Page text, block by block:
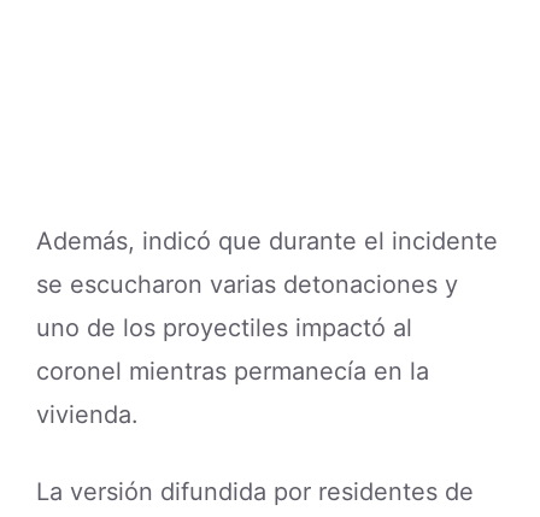
Además, indicó que durante el incidente
se escucharon varias detonaciones y
uno de los proyectiles impactó al
coronel mientras permanecía en la
vivienda.
La versión difundida por residentes de